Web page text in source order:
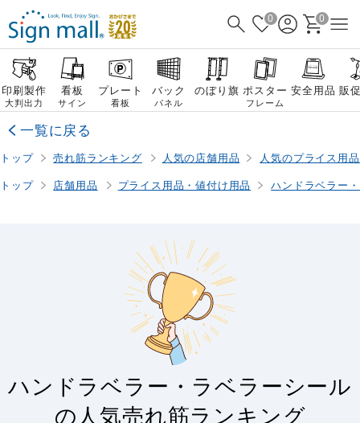
0 0
印刷製作
大判出力
看板
サイン
プレート
看板
バック
パネル
のぼり旗 ポスター
フレーム
安全用品 販
一覧に戻る
トップ 売れ筋ランキング 人気の店舗用品
人気のプライス用
トップ
店舗用品 プライス用品・値付け用品 ハンドラベラー
ハンドラベラー・ラベラーシール
の人気売れ筋ランキング